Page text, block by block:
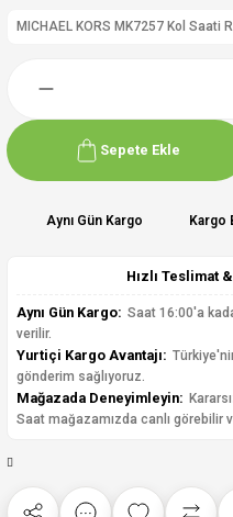
MICHAEL KORS MK7257 Kol
Sepete Ekle
Aynı Gün Kargo Kargo
Hızlı Teslimat
Aynı Gün Kargo: Saat 16:00'a
verilir.
Yurtiçi Kargo Avantajı:
gönderim sağlıyoruz.
Mağazada Deneyimleyin:
Saat mağazamızda canlı görebilir